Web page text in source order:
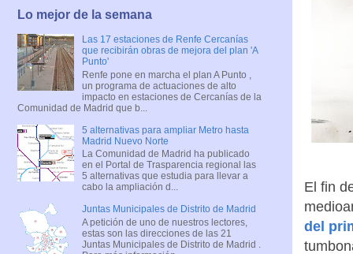
El fin
del
Lo mejor de la semana
Las 17 estaciones de Renfe Cercanías
que recibirán obras de mejora del plan 'A
Punto'
Renfe pone en marcha el plan A Punto ,
un programa de actuaciones de alto
impacto en estaciones de Cercanías de la
Comunidad de Madrid que b...
5 alternativas para ampliar Metro hasta
Madrid Nuevo Norte
La Comunidad de Madrid ha publicado
en el Portal de Trasparencia regional las
5 alternativas que estudia para llevar a
cabo la ampliación d...
Juntas Municipales de Distrito de Madrid
A petición de uno de nuestros lectores,
estas son las direcciones de las 21
Juntas Municipales de Distrito de Madrid .